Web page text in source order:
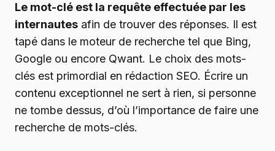
Le mot-clé est la requête effectuée par les
internautes afin de trouver des réponses. Il est
tapé dans le moteur de recherche tel que Bing,
Google ou encore Qwant. Le choix des mots-
clés est primordial en rédaction SEO. Écrire un
contenu exceptionnel ne sert à rien, si personne
ne tombe dessus, d’où l’importance de faire une
recherche de mots-clés.